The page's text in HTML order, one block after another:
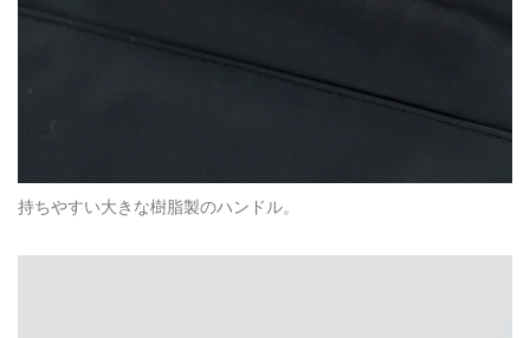
持ちやすい大きな樹脂製のハンドル。